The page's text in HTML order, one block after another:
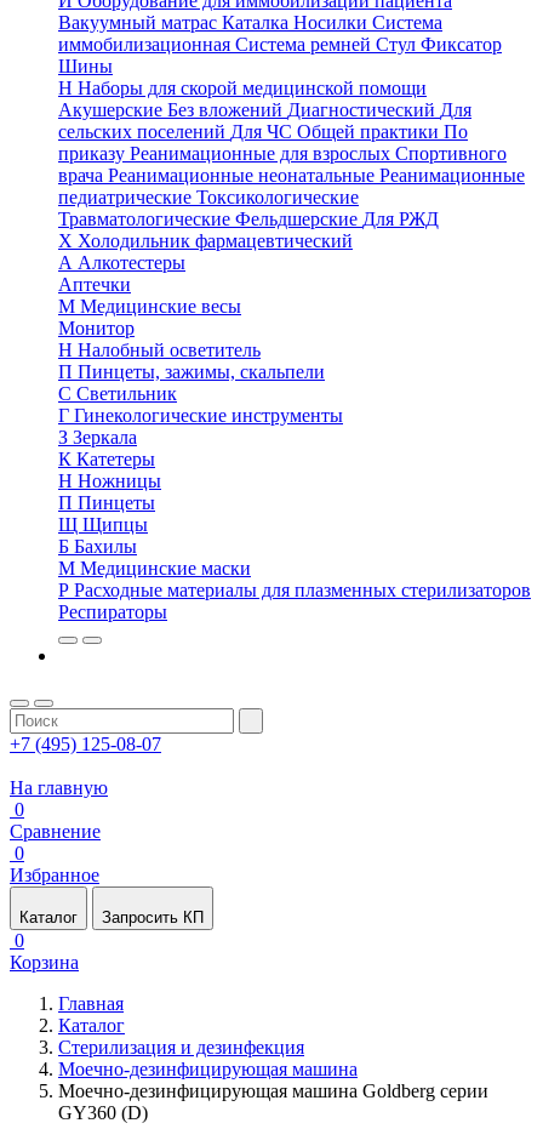
Вакуумный матрас Каталка Носилки Система
иммобилизационная Система ремней Стул Фиксатор
Шины
Н Наборы для скорой медицинской помощи
Акушерские Без вложений Диагностический Для
сельских поселений Для ЧС Общей практики По
приказу Реанимационные для взрослых Спортивного
врача Реанимационные неонатальные Реанимационные
педиатрические Токсикологические
Травматологические Фельдшерские Для РЖД
Х Холодильник фармацевтический
А Алкотестеры
Аптечки
М Медицинские весы
Монитор
Н Налобный осветитель
П Пинцеты, зажимы, скальпели
С Светильник
Г Гинекологические инструменты
З Зеркала
К Катетеры
Н Ножницы
П Пинцеты
Щ Щипцы
Б Бахилы
М Медицинские маски
Р Расходные материалы для плазменных стерилизаторов
Респираторы
+7 (495) 125-08-07
На главную
0
Сравнение
0
Избранное
Каталог Запросить КП
0
Корзина
Главная
Каталог
Стерилизация и дезинфекция
Моечно-дезинфицирующая машина
Моечно-дезинфицирующая машина Goldberg серии
GY360 (D)